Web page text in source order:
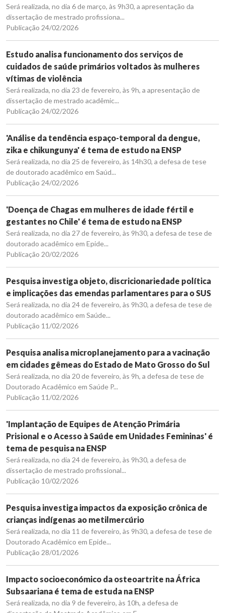
Será realizada, no dia 6 de março, às 9h30, a apresentação da
dissertação de mestrado profissiona...
Publicação 24/02/2026
Estudo analisa funcionamento dos serviços de
cuidados de saúde primários voltados às mulheres
vítimas de violência
Será realizada, no dia 23 de fevereiro, às 9h, a apresentação de
dissertação de mestrado acadêmic...
Publicação 24/02/2026
'Análise da tendência espaço-temporal da dengue,
zika e chikungunya' é tema de estudo na ENSP
Será realizada, no dia 25 de fevereiro, às 14h30, a defesa de tese
de doutorado acadêmico em Saúd...
Publicação 24/02/2026
'Doença de Chagas em mulheres de idade fértil e
gestantes no Chile' é tema de estudo na ENSP
Será realizada, no dia 27 de fevereiro, às 9h30, a defesa de tese de
doutorado acadêmico em Epide...
Publicação 20/02/2026
Pesquisa investiga objeto, discricionariedade política
e implicações das emendas parlamentares para o SUS
Será realizada, no dia 24 de fevereiro, às 9h30, a defesa de tese de
doutorado acadêmico em Saúde...
Publicação 11/02/2026
Pesquisa analisa microplanejamento para a vacinação
em cidades gêmeas do Estado de Mato Grosso do Sul
Será realizada, no dia 20 de fevereiro, às 9h, a defesa de tese de
Doutorado Acadêmico em Saúde P...
Publicação 11/02/2026
'Implantação de Equipes de Atenção Primária
Prisional e o Acesso à Saúde em Unidades Femininas' é
tema de pesquisa na ENSP
Será realizada, no dia 24 de fevereiro, às 9h30, a defesa de
dissertação de mestrado profissional...
Publicação 10/02/2026
Pesquisa investiga impactos da exposição crônica de
crianças indígenas ao metilmercúrio
Será realizada, no dia 11 de fevereiro, às 9h30, a defesa de tese de
Doutorado Acadêmico em Epide...
Publicação 28/01/2026
Impacto socioeconómico da osteoartrite na África
Subsaariana é tema de estuda na ENSP
Será realizada, no dia 9 de fevereiro, às 10h, a defesa de